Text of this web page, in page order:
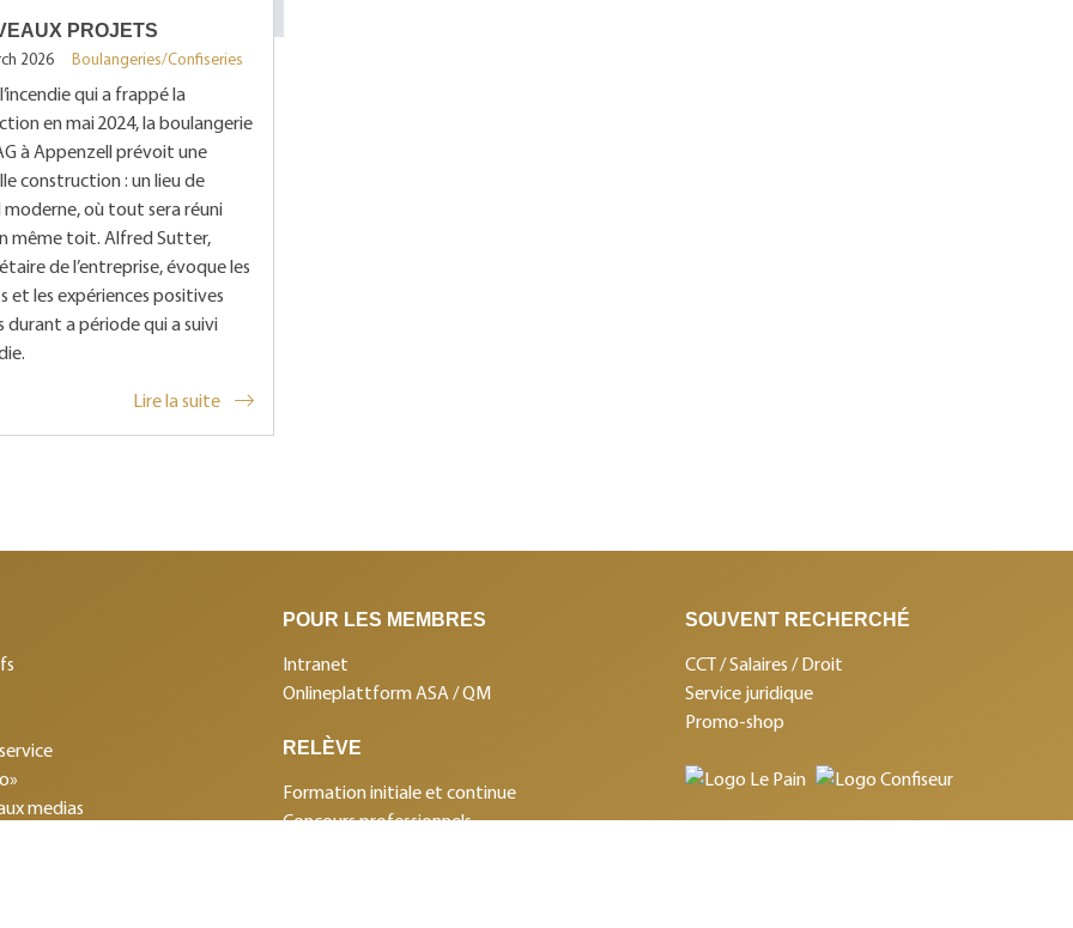
PROJETS
2026 Boulangeries/Confiseries
qui a frappé la
en mai 2024, la boulangerie
à Appenzell prévoit une
construction : un lieu de
où tout sera réuni
même toit. Alfred Sutter,
de l’entreprise, évoque les
et les expériences positives
durant a période qui a suivi
Lire la suite
medias
POUR LES MEMBRES
Intranet
Onlineplattform ASA / QM
RELÈVE
Formation initiale et continue
Concours professionnels
SOUVENT RECHERCHÉ
CCT / Salaires / Droit
Service juridique
Promo-shop